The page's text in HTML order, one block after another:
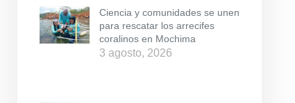
Ciencia y comunidades se unen
para rescatar los arrecifes
coralinos en Mochima
3 agosto, 2026